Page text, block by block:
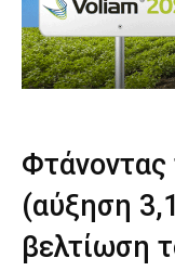
Φτάνοντας
(αύξηση
βελτίωση